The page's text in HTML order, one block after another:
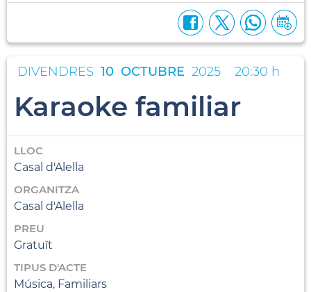
DIVENDRES 10 OCTUBRE 2025 20:30 h
Karaoke familiar
LLOC
Casal d'Alella
ORGANITZA
Casal d'Alella
PREU
Gratuït
TIPUS D'ACTE
Música, Familiars